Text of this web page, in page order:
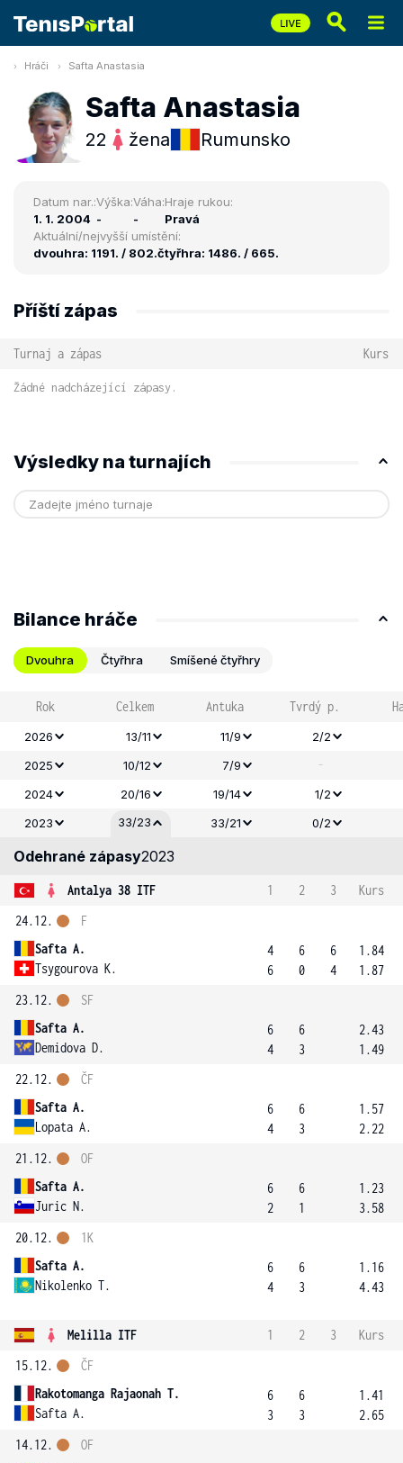
Hráči Safta Anastasia
Safta Anastasia
22 žena Rumunsko
Datum nar.:
1. 1. 2004
Výška:
-
Váha:
-
Hraje rukou:
Pravá
Aktuální/nejvyšší umístění:
dvouhra: 1191. / 802.čtyřhra: 1486. / 665.
Příští zápas
Turnaj a zápas Kurs
Žádné nadcházející zápasy.
Výsledky na turnajích
Bilance hráče
Dvouhra Čtyřhra Smíšené čtyřhry
Rok Celkem Antuka Tvrdý p.
2026 13/11 11/9
2/2
2025
10/12 7/9 -
2024 20/16 19/14
1/2
2023
33/23 33/21 0/2
Odehrané zápasy2023
Antalya 38 ITF 1 2 3
Kurs
24.12.
Safta A.
Tsygourova K.
F
4
6
6
0
6
4
1.84
1.87
23.12.
Safta A.
Demidova D.
SF
6
4
6
3
2.43
1.49
22.12.
Safta A.
Lopata A.
ČF
6
4
6
3
1.57
2.22
21.12.
Safta A.
Juric N.
OF
6
2
6
1
1.23
3.58
20.12.
Safta A.
Nikolenko T.
1K
6
4
6
3
1.16
4.43
Melilla ITF 1 2 3
Kurs
15.12.
Rakotomanga Rajaonah T.
Safta A.
ČF
6
3
6
3
1.41
2.65
14.12.
OF